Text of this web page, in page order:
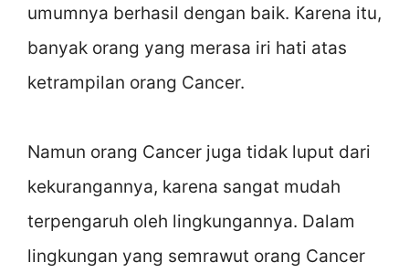
umumnya berhasil dengan baik. Karena itu,
banyak orang yang merasa iri hati atas
ketrampilan orang Cancer.
Namun orang Cancer juga tidak luput dari
kekurangannya, karena sangat mudah
terpengaruh oleh lingkungannya. Dalam
lingkungan yang semrawut orang Cancer